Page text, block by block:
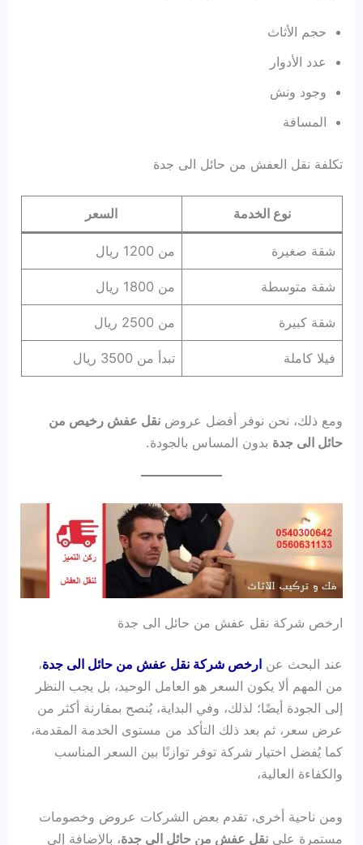
حجم الأثاث
عدد الأدوار
وجود ونش
المسافة
تكلفة نقل العفش من حائل الى جدة
نوع الخدمة السعر
شقة صغيرة من 1200 ريال
شقة متوسطة من 1800 ريال
شقة كبيرة من 2500 ريال
فيلا كاملة تبدأ من 3500 ريال
ومع ذلك، نحن نوفر أفضل عروضنقل عفش رخيص من
حائل الى جدة بدون المساس بالجودة.
ارخص شركة نقل عفش من حائل الى جدة
عند البحث عنارخص شركة نقل عفش من حائل الى جدة،
من المهم ألا يكون السعر هو العامل الوحيد، بل يجب النظر
إلى الجودة أيضًا؛ لذلك، وفي البداية، يُنصح بمقارنة أكثر من
عرض سعر، ثم بعد ذلك التأكد من مستوى الخدمة المقدمة،
كما يُفضل اختيار شركة توفر توازنًا بين السعر المناسب
والكفاءة العالية،
ومن ناحية أخرى، تقدم بعض الشركات عروض وخصومات
مستمرة علىنقل عفش من حائل الى جدة، بالإضافة إلى